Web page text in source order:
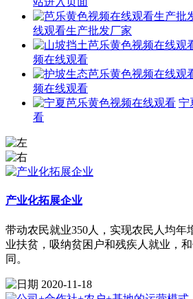
线观看生产批发厂家
频在线观看
频在线观看
宁
看
产业化拓展企业
带动农民就业350人，实现农民人均年
业扶贫，吸纳贫困户和残疾人就业
同。
2020-11-18